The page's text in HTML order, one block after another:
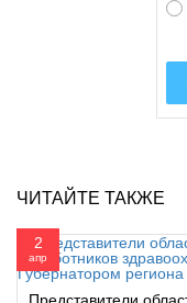
ЧИТАЙТЕ ТАКЖЕ
2
апр